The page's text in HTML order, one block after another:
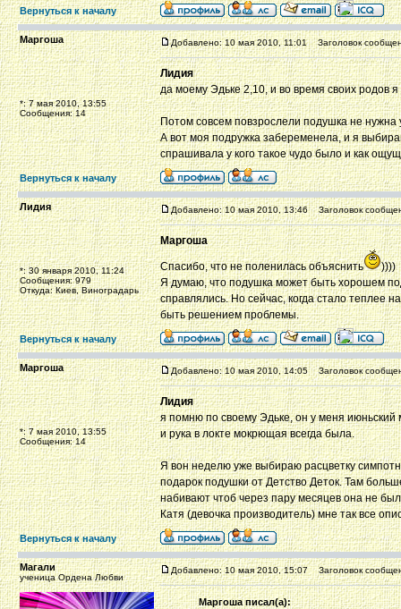
Вернуться к началу
Маргоша
*: 7 мая 2010, 13:55
Сообщения: 14
Добавлено: 10 мая 2010, 11:01 Заголовок
Лидия
да моему Эдьке 2,10, и во время своих родов
Потом совсем повзрослели подушка не нужна
А вот моя подружка забеременела, и я
спрашивала у кого такое чудо было и как
Вернуться к началу
Лидия
*: 30 января 2010, 11:24
Сообщения: 979
Откуда: Киев, Виноградарь
Добавлено: 10 мая 2010, 13:46 Заголовок
Маргоша
Спасибо, что не поленилась объяснить
))))
Я думаю, что подушка может быть хорошем
справлялись. Но сейчас, когда стало теплее
быть решением проблемы.
Вернуться к началу
Маргоша
*: 7 мая 2010, 13:55
Сообщения: 14
Добавлено: 10 мая 2010, 14:05 Заголовок
Лидия
я помню по своему Эдьке, он у меня июньский
и рука в локте мокрющая всегда была.
Я вон неделю уже выбираю расцветку
подарок подушки от Детство Деток. Там
набивают чтоб через пару месяцев она не
Катя (девочка производитель) мне так все
Вернуться к началу
Магали
ученица Ордена Любви
Добавлено: 10 мая 2010, 15:07 Заголовок
Маргоша писал(а):